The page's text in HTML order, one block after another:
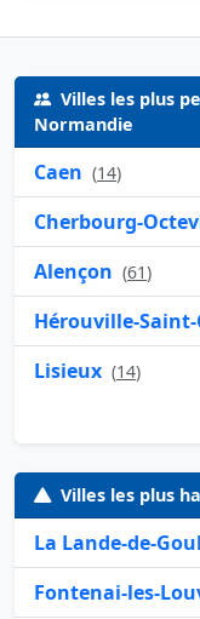
Villes les plus
Normandie
Caen (14)
Cherbourg-
Alençon (61)
Hérouville-
Lisieux (14)
Villes les plus
La Lande-de-
Fontenai-les-